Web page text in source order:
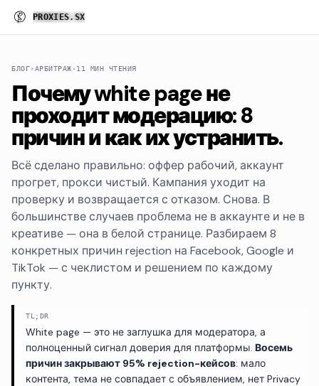
PROXI ES. SX
БЛОГ› АРБИТРАЖ · 11 МИН ЧТЕНИЯ
Почему white page не
проходит модерацию: 8
причин и как их устранить.
Всё сделано правильно: оффер рабочий, аккаунт
прогрет, прокси чистый. Кампания уходит на
проверку и возвращается с отказом. Снова. В
большинстве случаев проблема не в аккаунте и не в
креативе — она в белой странице. Разбираем 8
конкретных причин rejection на Facebook, Google и
TikTok — с чеклистом и решением по каждому
пункту.
TL;DR
White page — это не заглушка для модератора, а
полноценный сигнал доверия для платформы. Восемь
причин закрывают 95% rejection-кейсов: мало
контента, тема не совпадает с объявлением, нет Privacy